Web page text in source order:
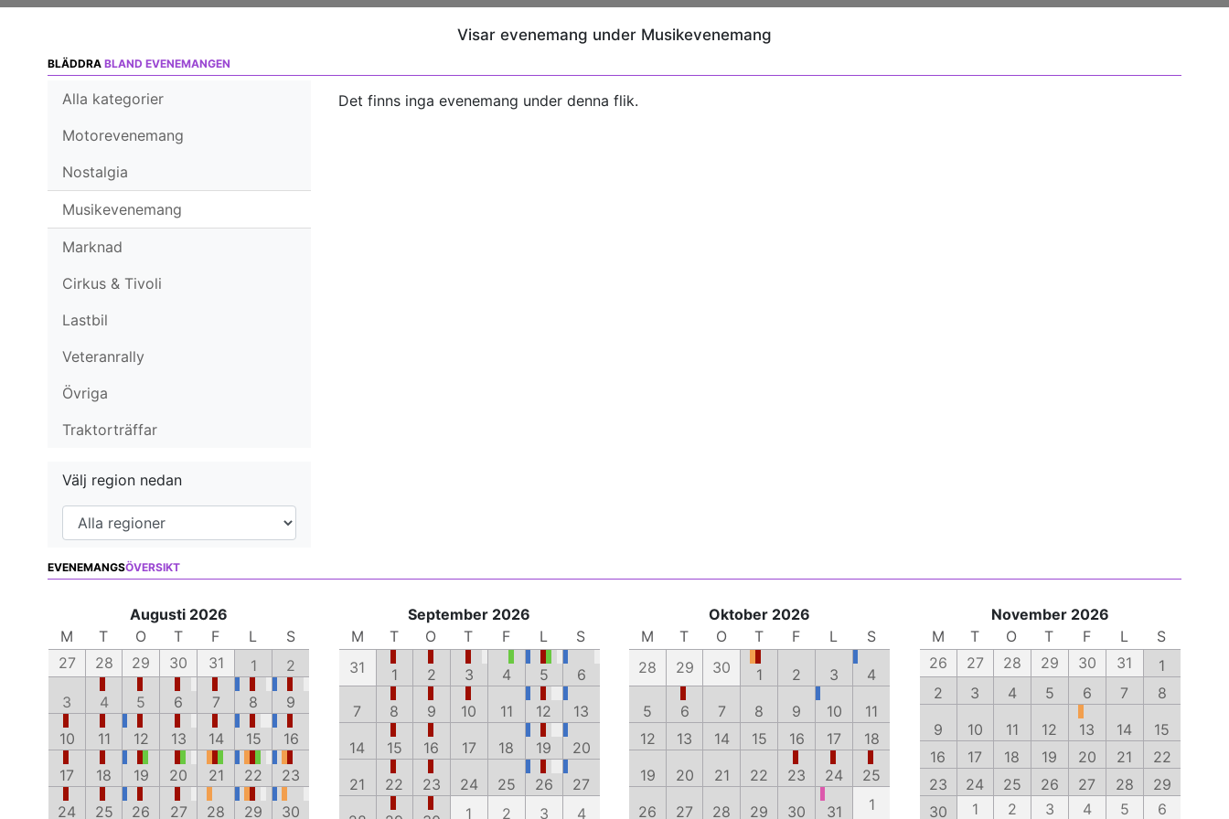
Visar evenemang under Musikevenemang
BLÄDDRA BLAND EVENEMANGEN
Alla kategorier
Motorevenemang
Nostalgia
Musikevenemang
Marknad
Cirkus & Tivoli
Lastbil
Veteranrally
Övriga
Traktorträffar
Välj region nedan
Det finns inga evenemang under denna flik.
EVENEMANGSÖVERSIKT
Augusti 2026
M
T O T F L
S
27
28 29 30 31 1
2
3
4 5 6 7 8
9
10
11 12 13 14 15
16
17
18 19 20 21 22
23
24
25 26 27 28 29 30
September 2026
M
T O T F L
S
31
1 2 3 4 5
6
7
8 9 10 11 12
13
14
15 16 17 18 19
20
21
22 23 24 25 26
27
1 2 3 4
Oktober 2026
M
T O T F L
S
28
29 30 1 2 3
4
5
6 7 8 9 10
11
12
13 14 15 16 17
18
19
20 21 22 23 24
25
26
27 28 29 30 31 1
November 2026
M
T O T F L
S
26
27 28 29 30 31
1
2
3 4 5 6 7
8
9
10 11 12 13 14
15
16
17 18 19 20 21
22
23
24 25 26 27 28
29
30
1 2 3 4 5 6